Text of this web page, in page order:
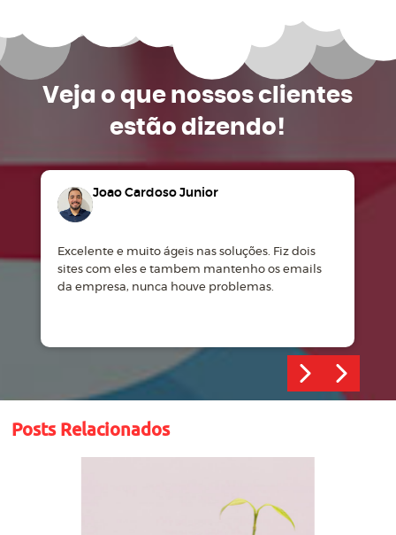
Veja o que nossos clientes
estão dizendo!
Joao Cardoso Junior
Excelente e muito ágeis nas soluções. Fiz dois
sites com eles e tambem mantenho os emails
da empresa, nunca houve problemas.
Posts Relacionados